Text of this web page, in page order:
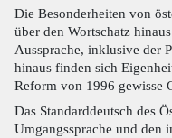
Die Besonderheiten von
über den Wortschatz
Aussprache, inklusive der
hinaus finden sich
Reform von 1996 gewisse
Das Standarddeutsch des
Umgangssprache und den